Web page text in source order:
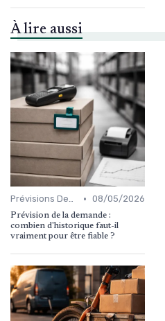
À lire aussi
Prévisions Demandes • 08/05/2026
Prévision de la demande :
combien d'historique faut-il
vraiment pour être fiable ?